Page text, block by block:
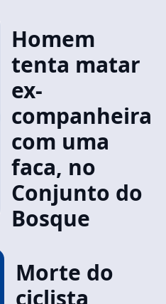
Homem
tenta matar
ex-
companheira
com uma
faca, no
Conjunto do
Bosque
Morte do
ciclista